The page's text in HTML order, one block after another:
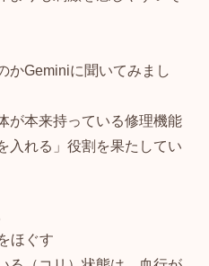
かGeminiに聞いてみまし
が本来持っている修理機能
入れる」役割を果たしてい
ほぐす